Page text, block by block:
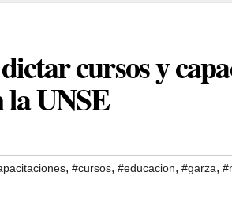
cursos y
UNSE
, #cursos, #educacion, #garza,